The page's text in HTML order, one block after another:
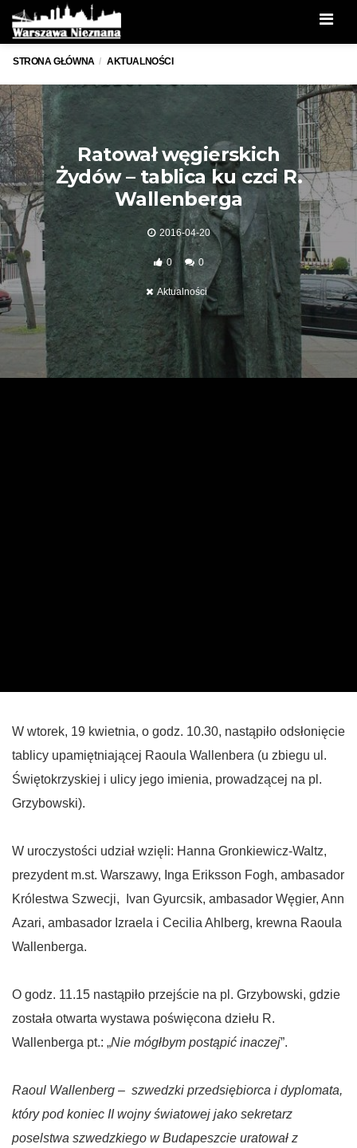
STRONA GŁÓWNA AKTUALNOŚCI
Ratował węgierskich
Żydów – tablica ku czci R.
Wallenberga
2016-04-20
0 0
Aktualności
W wtorek, 19 kwietnia, o godz. 10.30, nastąpiło odsłonięcie
tablicy upamiętniającej Raoula Wallenbera (u zbiegu ul.
Świętokrzyskiej i ulicy jego imienia, prowadzącej na pl.
Grzybowski).
W uroczystości udział wzięli: Hanna Gronkiewicz-Waltz,
prezydent m.st. Warszawy, Inga Eriksson Fogh, ambasador
Królestwa Szwecji, Ivan Gyurcsik, ambasador Węgier, Ann
Azari, ambasador Izraela i Cecilia Ahlberg, krewna Raoula
Wallenberga.
O godz. 11.15 nastąpiło przejście na pl. Grzybowski, gdzie
została otwarta wystawa poświęcona dziełu R.
Wallenberga pt.: „Nie mógłbym postąpić inaczej”.
Raoul Wallenberg – szwedzki przedsiębiorca i dyplomata,
który pod koniec II wojny światowej jako sekretarz
poselstwa szwedzkiego w Budapeszcie uratował z